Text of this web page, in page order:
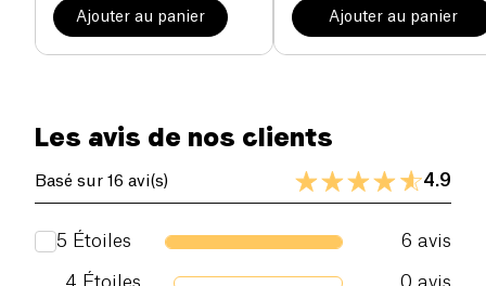
Ajouter au panier Ajouter au panier
Les avis de nos clients
Basé sur 16 avi(s) 4.9
5 Étoiles 6 avis